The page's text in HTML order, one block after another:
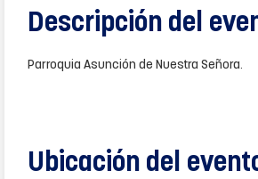
Descripción del
Parroquia Asunción de Nuestra Señora.
Ubicación del